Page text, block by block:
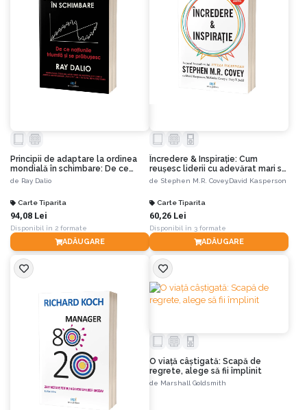
Principii de adaptare la ordinea
mondială în schimbare: De ce
națiunile triumfă și se prăbușesc
de Ray Dalio
Carte Tiparita
94,08 Lei
Disponibil în 2 formate
ADĂUGARE
Încredere & Inspirație: Cum
reușesc liderii cu adevărat mari să
descopere măreția în semenii lor
de Stephen M.R. Covey,David Kasperson
Carte Tiparita
60,26 Lei
Disponibil în 3 formate
ADĂUGARE
O viață câștigată: Scapă de
regrete, alege să fii împlinit
de Marshall Goldsmith